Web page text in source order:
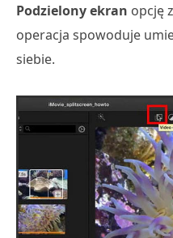
Podzielony ekran opcję
operacja spowoduje
siebie.